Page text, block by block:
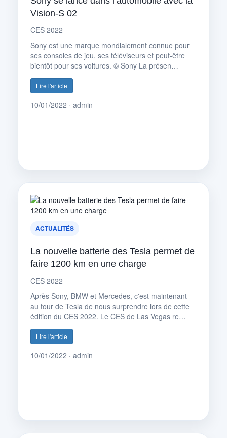
Vision-S 02
CES 2022
Sony est une marque mondialement connue pour
ses consoles de jeu, ses téléviseurs et peut-être
bientôt pour ses voitures. © Sony La présen…
Lire l'article
10/01/2022 · admin
ACTUALITÉS
La nouvelle batterie des Tesla permet de
faire 1200 km en une charge
CES 2022
Après Sony, BMW et Mercedes, c'est maintenant
au tour de Tesla de nous surprendre lors de cette
édition du CES 2022. Le CES de Las Vegas re…
Lire l'article
10/01/2022 · admin